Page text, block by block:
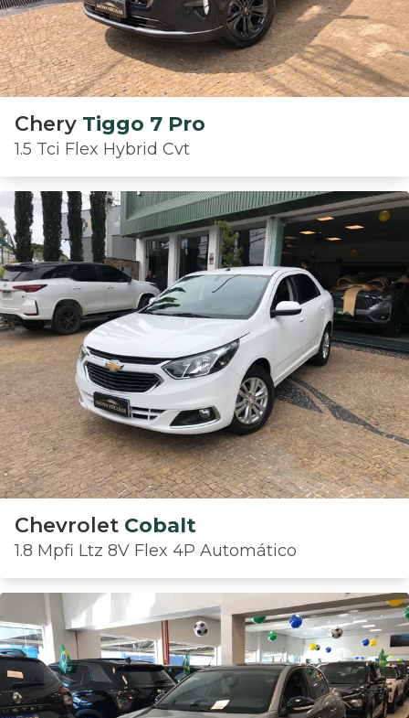
Chery Tiggo 7 Pro
1.5 Tci Flex Hybrid Cvt
Chevrolet Cobalt
1.8 Mpfi Ltz 8V Flex 4P Automático